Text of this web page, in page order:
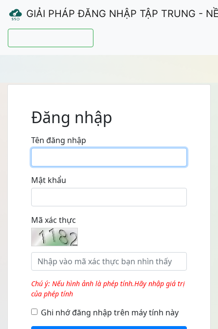
GIẢI PHÁP ĐĂNG NHẬP TẬP TRUNG -
Đăng nhập
Tên đăng nhập
Mật khẩu
Mã xác thực
Chú ý: Nếu hình ảnh là phép tính.Hãy nhập giá trị
của phép tính
Ghi nhớ đăng nhập trên máy tính này